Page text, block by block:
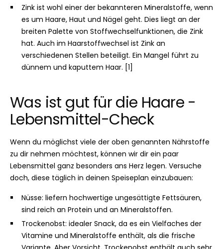
Zink ist wohl einer der bekannteren Mineralstoffe, wenn
es um Haare, Haut und Nägel geht. Dies liegt an der
breiten Palette von Stoffwechselfunktionen, die Zink
hat. Auch im Haarstoffwechsel ist Zink an
verschiedenen Stellen beteiligt. Ein Mangel führt zu
dünnem und kaputtem Haar. [1]
Was ist gut für die Haare -
Lebensmittel-Check
Wenn du möglichst viele der oben genannten Nährstoffe
zu dir nehmen möchtest, können wir dir ein paar
Lebensmittel ganz besonders ans Herz legen. Versuche
doch, diese täglich in deinen Speiseplan einzubauen:
Nüsse: liefern hochwertige ungesättigte Fettsäuren,
sind reich an Protein und an Mineralstoffen.
Trockenobst: idealer Snack, da es ein Vielfaches der
Vitamine und Mineralstoffe enthält, als die frische